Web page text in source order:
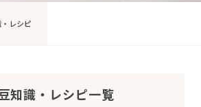
レシピ
知識・レシピ一覧